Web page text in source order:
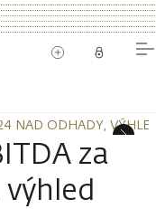
NAD ODHADY,
NAD ODHADY,
za